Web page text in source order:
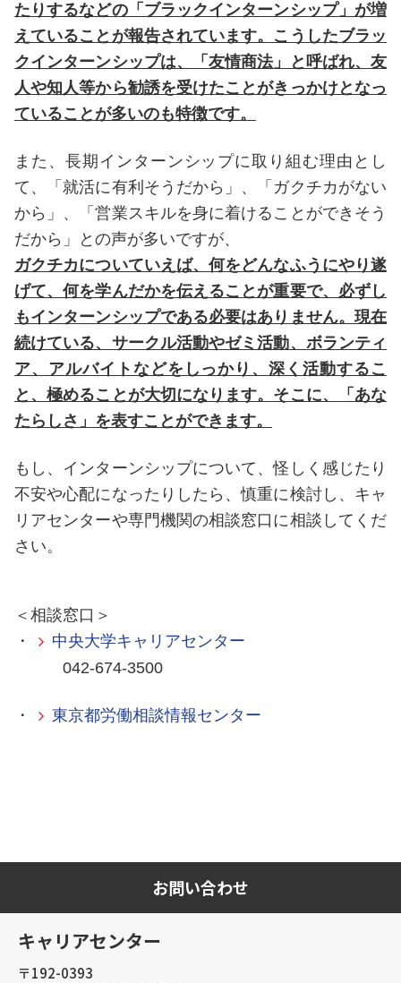
たりするなどの「ブラックインターンシップ」が増
えていることが報告されています。こうしたブラッ
クインターンシップは、「友情商法」と呼ばれ、友
人や知人等から勧誘を受けたことがきっかけとなっ
ていることが多いのも特徴です。
また、長期インターンシップに取り組む理由とし
て、「就活に有利そうだから」、「ガクチカがない
から」、「営業スキルを身に着けることができそう
だから」との声が多いですが、
ガクチカについていえば、何をどんなふうにやり遂
げて、何を学んだかを伝えることが重要で、必ずし
もインターンシップである必要はありません。現在
続けている、サークル活動やゼミ活動、ボランティ
ア、アルバイトなどをしっかり、深く活動するこ
と、極めることが大切になります。そこに、「あな
たらしさ」を表すことができます。
もし、インターンシップについて、怪しく感じたり
不安や心配になったりしたら、慎重に検討し、キャ
リアセンターや専門機関の相談窓口に相談してくだ
さい。
＜相談窓口＞
・
中央大学キャリアセンター
042-674-3500
・ 東京都労働相談情報センター
お問い合わせ
キャリアセンター
〒192-0393